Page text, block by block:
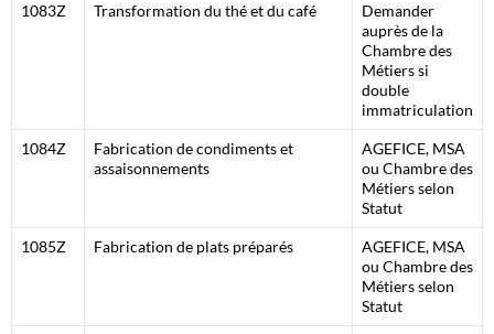
1083Z Transformation du thé et du café
Demander
auprès de la
Chambre des
Métiers si
double
immatriculation
1084Z
Fabrication de condiments et
assaisonnements
AGEFICE, MSA
ou Chambre des
Métiers selon
Statut
1085Z Fabrication de plats préparés
AGEFICE, MSA
ou Chambre des
Métiers selon
Statut